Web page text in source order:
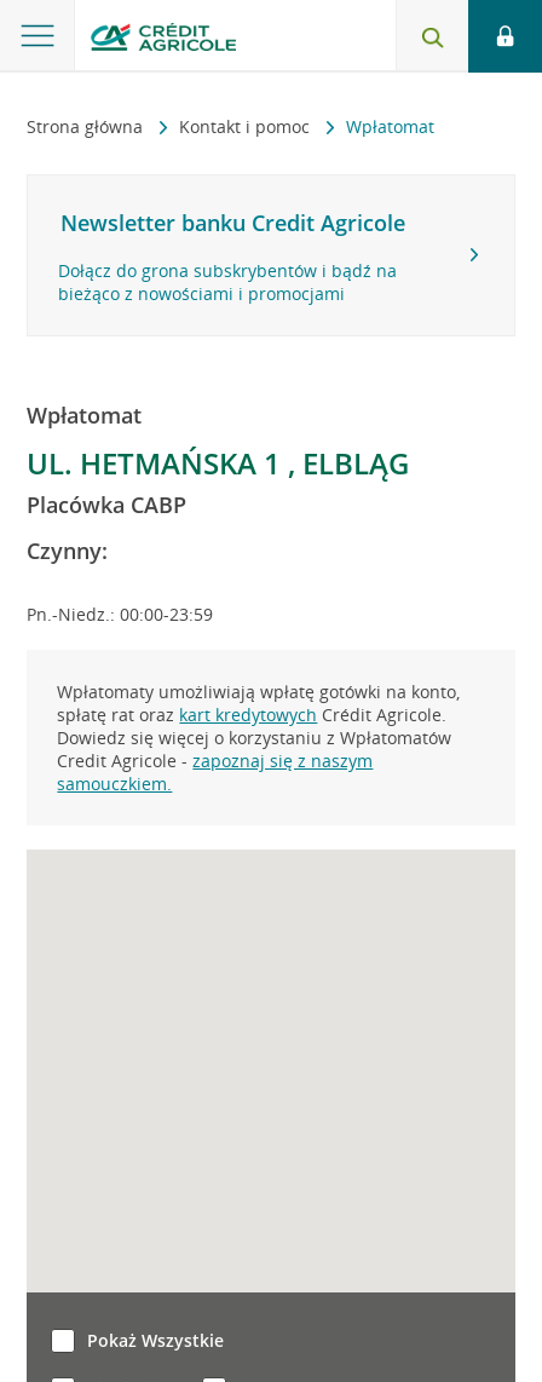
Strona główna Kontakt i pomoc Wpłatomat
Newsletter banku Credit Agricole
Dołącz do grona subskrybentów i bądź na
bieżąco z nowościami i promocjami
Wpłatomat
UL. HETMAŃSKA 1 , ELBLĄG
Placówka CABP
Czynny:
Pn.-Niedz.: 00:00-23:59
Wpłatomaty umożliwiają wpłatę gotówki na konto,
spłatę rat oraz kart kredytowych Crédit Agricole.
Dowiedz się więcej o korzystaniu z Wpłatomatów
Credit Agricole -zapoznaj się z naszym
samouczkiem.
Pokaż Wszystkie